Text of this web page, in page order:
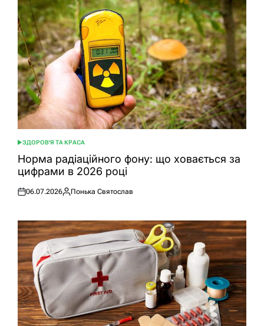
ОПУБЛІКУВАТИ
У
ЗДОРОВ'Я ТА КРАСА
Норма радіаційного фону: що ховається за
цифрами в 2026 році
Оприлюднено
06.07.2026
Опубліковано
Понька Святослав